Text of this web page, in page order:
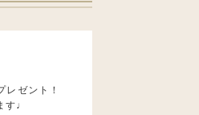
ゼント！
す♩